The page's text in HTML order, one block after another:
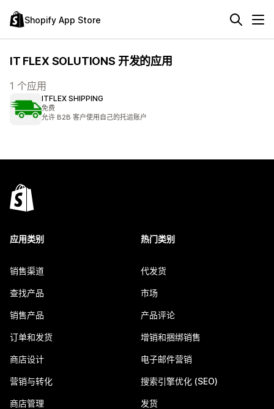
Shopify App Store
IT FLEX SOLUTIONS 开发的应用
1 个应用
ITFLEX SHIPPING
免费
允许 B2B 客户使用自己的托运账户
应用类别
销售渠道
查找产品
销售产品
订单和发货
商店设计
营销与转化
商店管理
热门类别
代发货
市场
产品评论
增销和捆绑销售
电子邮件营销
搜索引擎优化 (SEO)
发货